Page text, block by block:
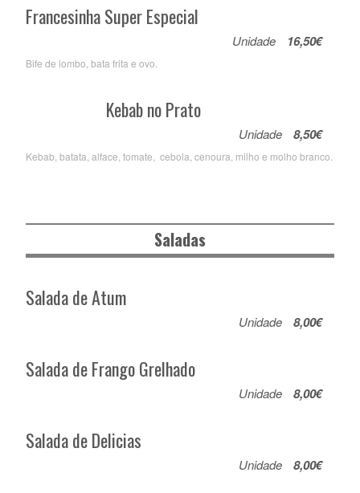
Francesinha Super Especial
Unidade 16,50€
Bife de lombo, bata frita e ovo.
Kebab no Prato
Unidade 8,50€
Kebab, batata, alface, tomate, cebola, cenoura, milho e molho branco.
Saladas
Salada de Atum
Unidade 8,00€
Salada de Frango Grelhado
Unidade 8,00€
Salada de Delicias
Unidade 8,00€